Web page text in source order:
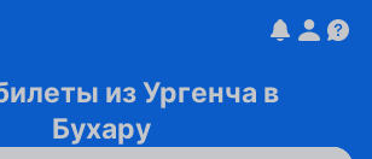
из Ургенча в
Бухару